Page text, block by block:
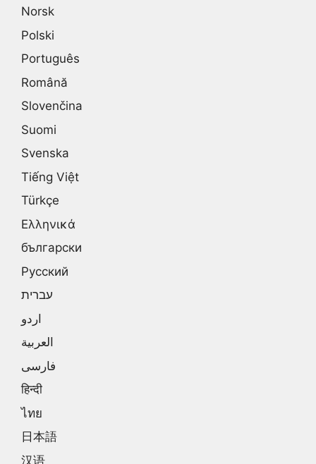
Norsk
Polski
Português
Română
Slovenčina
Suomi
Svenska
Tiếng Việt
Türkçe
Ελληνικά
български
Русский
עברית
اردو
العربية
فارسی
हिन्दी
ไทย
日本語
汉语